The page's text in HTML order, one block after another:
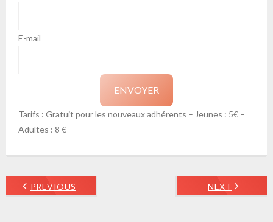
E-mail
ENVOYER
Tarifs : Gratuit pour les nouveaux adhérents – Jeunes : 5€ –
Adultes : 8 €
PREVIOUS NEXT